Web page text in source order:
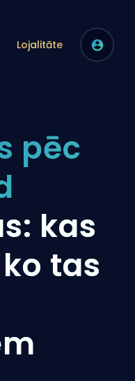
Lojalitāte
pēc
kas
tas